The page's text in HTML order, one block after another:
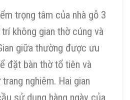
trọng tâm của nhà gỗ 3
không gian thờ cúng và
giữa thường được ưu
đặt bàn thờ tổ tiên và
nghiêm. Hai gian
sử dụng hàng ngày của